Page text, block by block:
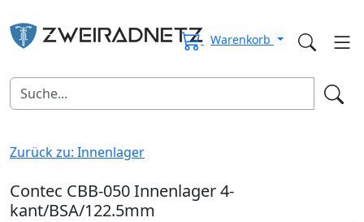
Warenkorb
Zurück zu: Innenlager
Contec CBB-050 Innenlager 4-
kant/BSA/122.5mm